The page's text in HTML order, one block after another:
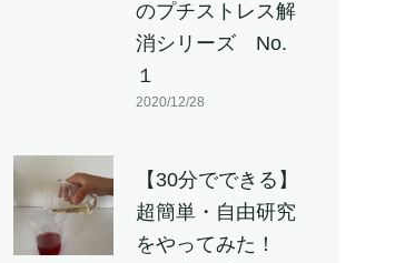
のプチストレス解
消シリーズ No.
１
2020/12/28
【30分でできる】
超簡単・自由研究
をやってみた！